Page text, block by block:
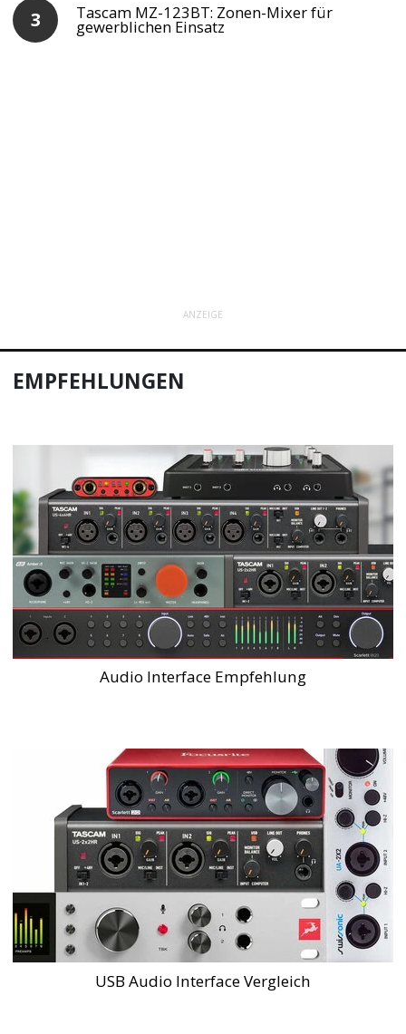
Tascam MZ-123BT: Zonen-Mixer für
gewerblichen Einsatz
ANZEIGE
EMPFEHLUNGEN
Audio Interface Empfehlung
USB Audio Interface Vergleich